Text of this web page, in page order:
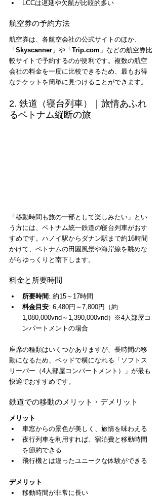
LCCは遅延や欠航が比較的多い
航空券の予約方法
航空券は、各航空会社の公式サイトのほか、
「Skyscanner 」や「Trip.com 」などの航空券比
較サイトで予約するのが便利です。複数の航空
会社の料金を一度に比較できるため、最もお得
なチケットを簡単に見つけることができます。
2. 鉄道（寝台列車）｜旅情あふれ
るベトナム縦断の旅
「移動時間も旅の一部として楽しみたい」とい
う方には、ベトナム統一鉄道の寝台列車がおす
すめです。ハノイ駅からダナン駅まで約16時間
かけて、ベトナムの田園風景や海岸線を眺めな
がらゆっくりと南下します。
料金と所要時間
所要時間 : 約15～17時間
料金目安: 6,480円～7,800円（約
1,080,000vnd～1,390,000vnd）※4人部屋コ
ンパートメントの場合
座席の種類はいくつかありますが、長時間の移
動になるため、ベッドで横になれる「ソフトス
リーパー（4人部屋コンパートメント）」が最も
快適でおすすめです。
鉄道での移動のメリット・デメリット
メリット
車窓からの景色が美しく、旅情を味わえる
夜行列車を利用すれば、宿泊費と移動時間
を節約できる
飛行機とは違ったユニークな体験ができる
デメリット
移動時間が非常に長い